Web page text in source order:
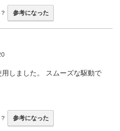
参考になった
5
しました。 スムーズな駆動で
参考になった